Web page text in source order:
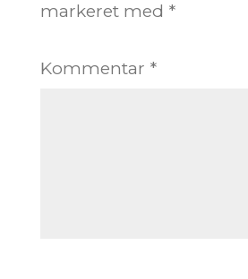
markeret med *
Kommentar *